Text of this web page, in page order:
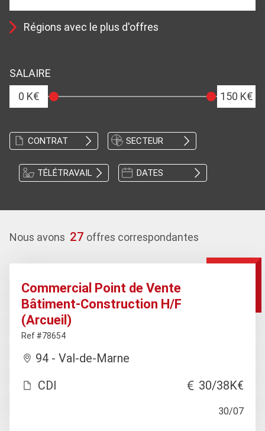
Régions avec le plus d'offres
SALAIRE
0 K€
150 K€
CONTRAT SECTEUR
TÉLÉTRAVAIL DATES
Nous avons 27 offres correspondantes
Commercial Point de Vente
Bâtiment-Construction H/F
(Arcueil)
Ref #78654
94 - Val-de-Marne
CDI
30/38K€
30/07